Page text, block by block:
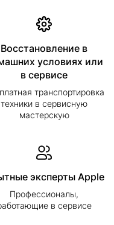
Восстановление в
условиях или
в сервисе
транспортировка
техники в сервисную
мастерскую
эксперты Apple
Профессионалы,
в сервисе